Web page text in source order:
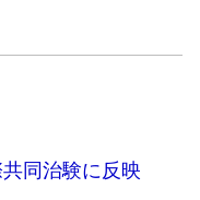
共同治験に反映